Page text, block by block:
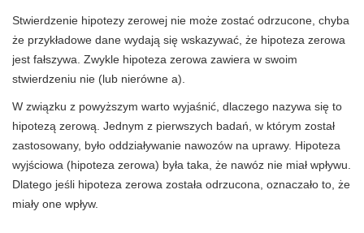
Stwierdzenie hipotezy zerowej nie może zostać odrzucone, chyba
że przykładowe dane wydają się wskazywać, że hipoteza zerowa
jest fałszywa. Zwykle hipoteza zerowa zawiera w swoim
stwierdzeniu nie (lub nierówne a).
W związku z powyższym warto wyjaśnić, dlaczego nazywa się to
hipotezą zerową. Jednym z pierwszych badań, w którym został
zastosowany, było oddziaływanie nawozów na uprawy. Hipoteza
wyjściowa (hipoteza zerowa) była taka, że ​​nawóz nie miał wpływu.
Dlatego jeśli hipoteza zerowa została odrzucona, oznaczało to, że
miały one wpływ.